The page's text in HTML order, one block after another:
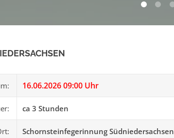
0
16.06.2026 09:00 Uhr
ca 3 Stunden
Schornsteinfegerinnung Südniedersachsen